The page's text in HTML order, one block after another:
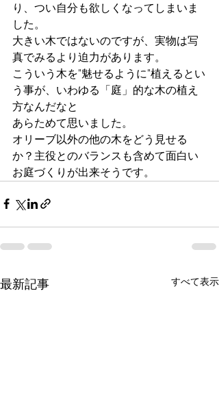
り、つい自分も欲しくなってしまいま
した。
大きい木ではないのですが、実物は写
真でみるより迫力があります。
こういう木を”魅せるように”植えるとい
う事が、いわゆる「庭」的な木の植え
方なんだなと
あらためて思いました。
オリーブ以外の他の木をどう見せる
か？主役とのバランスも含めて面白い
お庭づくりが出来そうです。
最新記事 すべて表示